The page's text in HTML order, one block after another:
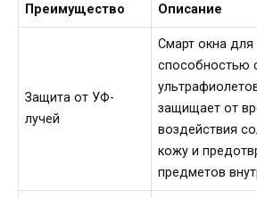
Преимущество Описание
Защита от УФ-
лучей
Смарт окна
способностью
защищает от
воздействия
кожу и
предметов